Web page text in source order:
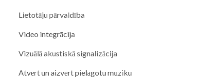
Lietotāju pārvaldība
Video integrācija
Vizuālā akustiskā signalizācija
Atvērt un aizvērt pielāgotu mūziku